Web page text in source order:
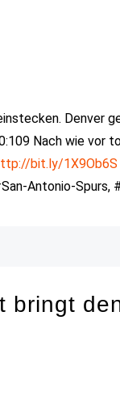
Denver
Nach wie vor
bit.ly/1X9Ob6S
Antonio-Spurs,
bringt